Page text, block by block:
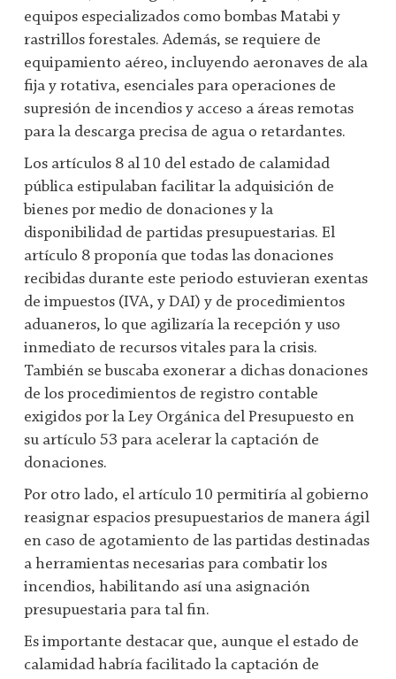
equipos especializados como bombas Matabi y
rastrillos forestales. Además, se requiere de
equipamiento aéreo, incluyendo aeronaves de ala
fija y rotativa, esenciales para operaciones de
supresión de incendios y acceso a áreas remotas
para la descarga precisa de agua o retardantes.
Los artículos 8 al 10 del estado de calamidad
pública estipulaban facilitar la adquisición de
bienes por medio de donaciones y la
disponibilidad de partidas presupuestarias. El
artículo 8 proponía que todas las donaciones
recibidas durante este periodo estuvieran exentas
de impuestos (IVA, y DAI) y de procedimientos
aduaneros, lo que agilizaría la recepción y uso
inmediato de recursos vitales para la crisis.
También se buscaba exonerar a dichas donaciones
de los procedimientos de registro contable
exigidos por la Ley Orgánica del Presupuesto en
su artículo 53 para acelerar la captación de
donaciones.
Por otro lado, el artículo 10 permitiría al gobierno
reasignar espacios presupuestarios de manera ágil
en caso de agotamiento de las partidas destinadas
a herramientas necesarias para combatir los
incendios, habilitando así una asignación
presupuestaria para tal fin.
Es importante destacar que, aunque el estado de
calamidad habría facilitado la captación de